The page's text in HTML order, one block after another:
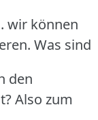
wir können
Was sind
den
Also zum